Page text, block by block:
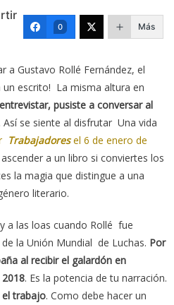
0 Más
a Gustavo Rollé Fernández, el
un escrito! La misma altura en
pusiste a conversar al
Así se siente al disfrutar Una vida
Trabajadoresel 6 de enero de
a un libro si conviertes los
la magia que distingue a una
literario.
a las loas cuando Rollé fue
la Unión Mundial de Luchas. Por
al recibir el galardón en
. Es la potencia de tu narración.
el trabajo. Como debe hacer un